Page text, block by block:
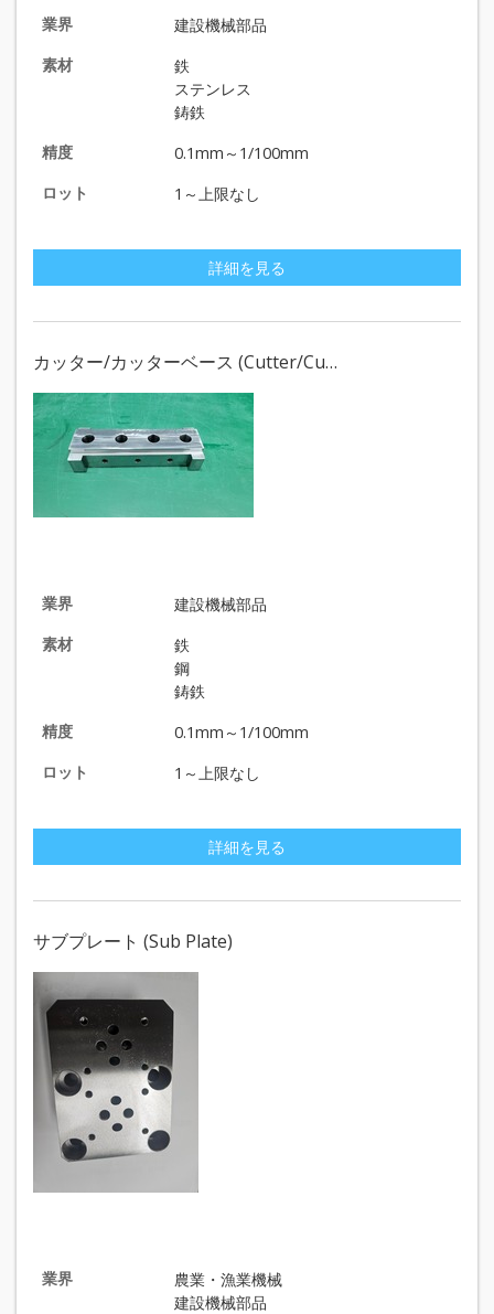
業界
建設機械部品
素材
鉄
ステンレス
鋳鉄
精度
0.1mm～1/100mm
ロット
1～上限なし
詳細を見る
カッター/カッターベース (Cutter/Cu…
業界
建設機械部品
素材
鉄
鋼
鋳鉄
精度
0.1mm～1/100mm
ロット
1～上限なし
詳細を見る
サブプレート (Sub Plate)
業界
農業・漁業機械
建設機械部品